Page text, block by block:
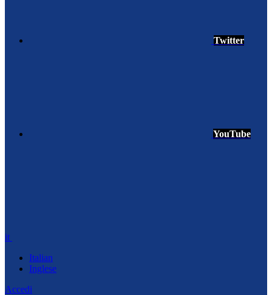
Twitter
YouTube
it
Italian
Inglese
Accedi